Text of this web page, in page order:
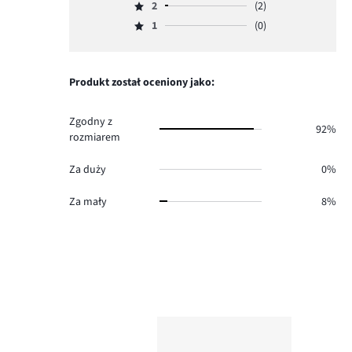
ilość
głosów
3,
ilość
Ocena
2,
2.
2
(2)
Ocena
głosów
1 (0)
Produkt został oceniony jako:
Zgodny z
rozmiarem
92%
Za duży 0%
Za mały 8%